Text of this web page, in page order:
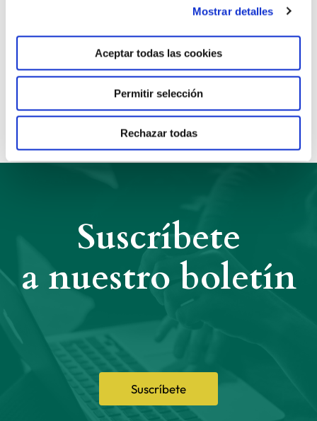
Mostrar detalles
Aceptar todas las cookies
Permitir selección
Rechazar todas
Anterior Siguiente
Suscríbete
Suscríbete
a nuestro boletín